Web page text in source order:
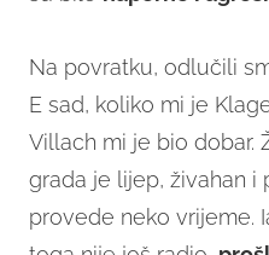
Na povratku, odlučili
E sad, koliko mi je
Villach mi je bio dobar.
grada je lijep, živahan i
provede neko vrijeme.